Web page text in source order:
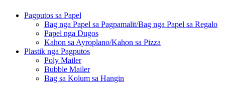
Pagputos sa Papel
Bag nga Papel sa Pagpamalit/Bag nga Papel sa Regalo
Papel nga Dugos
Kahon sa Ayroplano/Kahon sa Pizza
Plastik nga Pagputos
Poly Mailer
Bubble Mailer
Bag sa Kolum sa Hangin